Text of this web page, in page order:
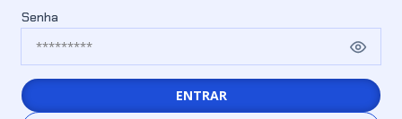
Senha
ENTRAR